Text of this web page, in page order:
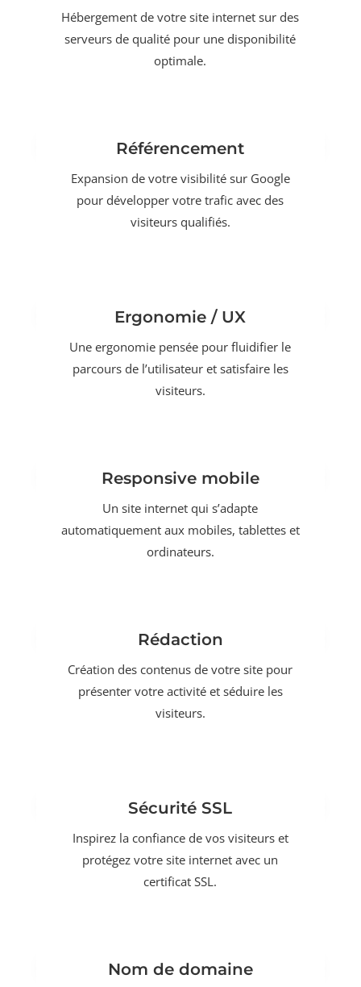
Hébergement de votre site internet sur des
serveurs de qualité pour une disponibilité
optimale.
Référencement
Expansion de votre visibilité sur Google
pour développer votre trafic avec des
visiteurs qualifiés.
Ergonomie / UX
Une ergonomie pensée pour fluidifier le
parcours de l’utilisateur et satisfaire les
visiteurs.
Responsive mobile
Un site internet qui s’adapte
automatiquement aux mobiles, tablettes et
ordinateurs.
Rédaction
Création des contenus de votre site pour
présenter votre activité et séduire les
visiteurs.
Sécurité SSL
Inspirez la confiance de vos visiteurs et
protégez votre site internet avec un
certificat SSL.
Nom de domaine